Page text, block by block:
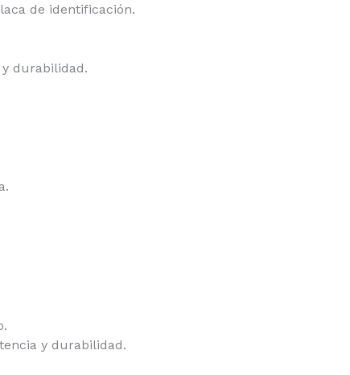
de identificación.
durabilidad.
y durabilidad.